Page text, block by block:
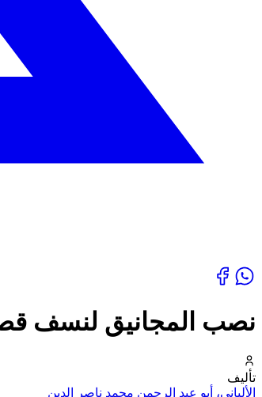
نصب المجانيق لنسف
تأليف
الألباني، أبو عبد الرحمن محمد ناصر الدين